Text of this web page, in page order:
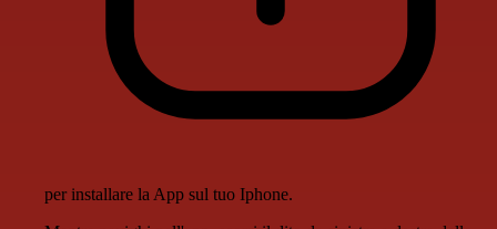
per installare la App sul tuo Iphone.